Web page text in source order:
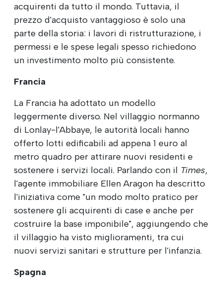
acquirenti da tutto il mondo. Tuttavia, il
prezzo d'acquisto vantaggioso è solo una
parte della storia: i lavori di ristrutturazione, i
permessi e le spese legali spesso richiedono
un investimento molto più consistente.
Francia
La Francia ha adottato un modello
leggermente diverso. Nel villaggio normanno
di Lonlay-l'Abbaye, le autorità locali hanno
offerto lotti edificabili ad appena 1 euro al
metro quadro per attirare nuovi residenti e
sostenere i servizi locali. Parlando con il Times,
l'agente immobiliare Ellen Aragon ha descritto
l'iniziativa come "un modo molto pratico per
sostenere gli acquirenti di case e anche per
costruire la base imponibile", aggiungendo che
il villaggio ha visto miglioramenti, tra cui
nuovi servizi sanitari e strutture per l'infanzia.
Spagna